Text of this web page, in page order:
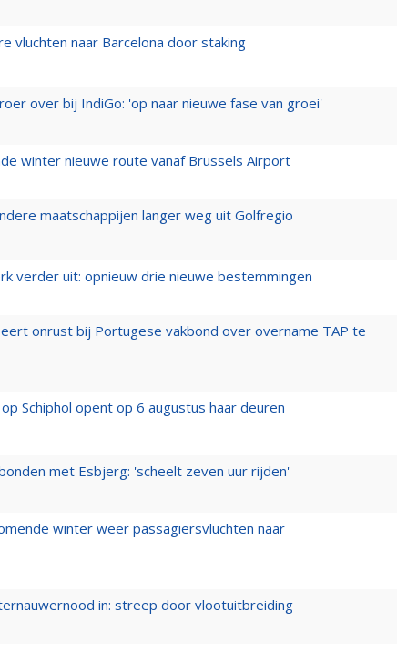
vluchten naar Barcelona door staking
over bij IndiGo: 'op naar nieuwe fase van groei'
winter nieuwe route vanaf Brussels Airport
maatschappijen langer weg uit Golfregio
verder uit: opnieuw drie nieuwe bestemmingen
onrust bij Portugese vakbond over overname TAP te
Schiphol opent op 6 augustus haar deuren
met Esbjerg: 'scheelt zeven uur rijden'
winter weer passagiersvluchten naar
in: streep door vlootuitbreiding